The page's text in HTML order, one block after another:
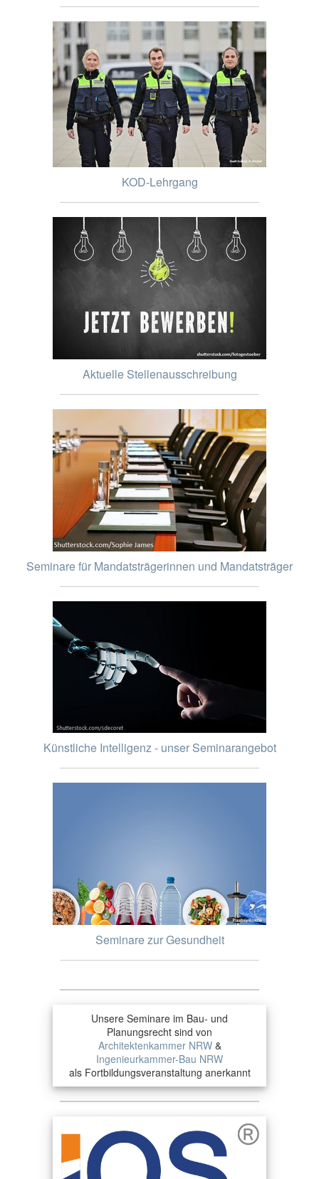
KOD-Lehrgang
Aktuelle Stellenausschreibung
Seminare für Mandatsträgerinnen und Mandatsträger
Künstliche Intelligenz - unser Seminarangebot
Seminare zur Gesundheit
Unsere Seminare im Bau- und
Planungsrecht sind von
Architektenkammer NRW&
Ingenieurkammer-Bau NRW
als Fortbildungsveranstaltung anerkannt